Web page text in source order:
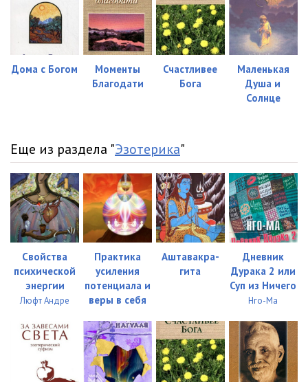
Дома с Богом
Моменты
Благодати
Счастливее
Бога
Маленькая
Душа и
Солнце
Еще из раздела "Эзотерика"
Свойства
психической
энергии
Люфт Андре
Практика
усиления
потенциала и
веры в себя
Аштавакра-
гита
Дневник
Дурака 2 или
Суп из Ничего
Нго-Ма